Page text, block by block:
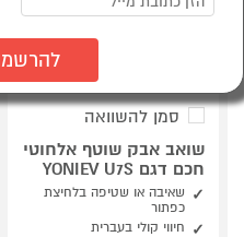
סמן להשוואה
שואב אבק שוטף אלחוטי
חכם דגם YONIEV U7S
שאיבה או שטיפה בלחיצת
כפתור
חיווי קולי בעברית